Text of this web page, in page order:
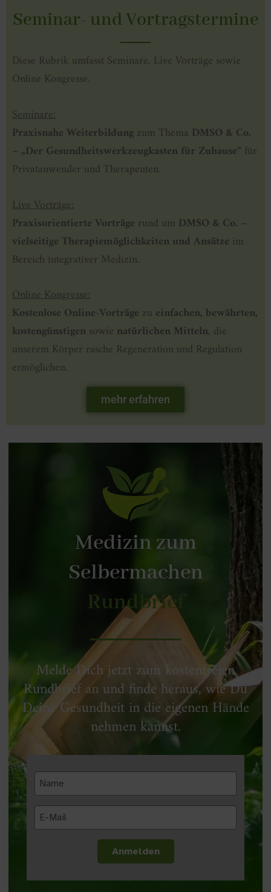
Seminar- und Vortragstermine
Diese Rubrik umfasst Seminare, Live Vorträge sowie
Online Kongresse.
Seminare:
Praxisnahe Weiterbildungzum Thema DMSO & Co.
– „Der Gesundheitswerkzeugkasten für Zuhause“ für
Privatanwender und Therapeuten.
Live Vorträge:
Praxisorientierte Vorträge rund um DMSO & Co. –
vielseitige Therapiemöglichkeiten und Ansätze im
Bereich integrativer Medizin.
Online Kongresse:
Kostenlose Online-Vorträge zu einfachen, bewährten,
kostengünstigensowie natürlichen Mitteln, die
unserem Körper rasche Regeneration und Regulation
ermöglichen.
mehr erfahren
Medizin zum
Selbermachen
Rundbrief
Melde Dich jetzt zum kostenfreien
Rundbrief an und finde heraus, wie Du
Deine Gesundheit in die eigenen Hände
nehmen kannst.​
Anmelden